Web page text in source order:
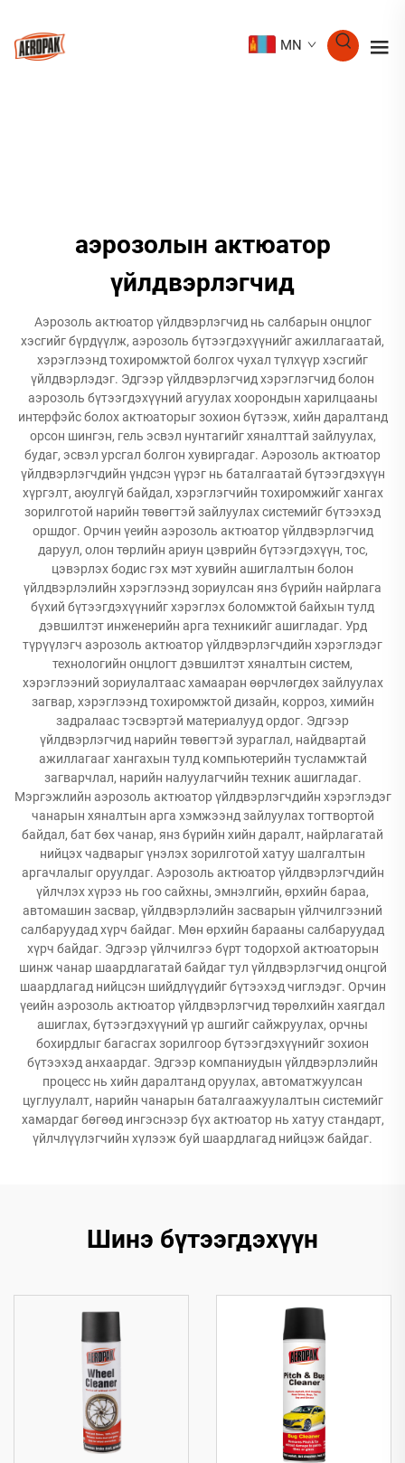
MN
аэрозолын актюатор
үйлдвэрлэгчид
Аэрозоль актюатор үйлдвэрлэгчид нь салбарын онцлог
хэсгийг бүрдүүлж, аэрозоль бүтээгдэхүүнийг ажиллагаатай,
хэрэглээнд тохиромжтой болгох чухал түлхүүр хэсгийг
үйлдвэрлэдэг. Эдгээр үйлдвэрлэгчид хэрэглэгчид болон
аэрозоль бүтээгдэхүүний агуулах хоорондын харилцааны
интерфэйс болох актюаторыг зохион бүтээж, хийн даралтанд
орсон шингэн, гель эсвэл нунтагийг хяналттай зайлуулах,
будаг, эсвэл урсгал болгон хувиргадаг. Аэрозоль актюатор
үйлдвэрлэгчдийн үндсэн үүрэг нь баталгаатай бүтээгдэхүүн
хүргэлт, аюулгүй байдал, хэрэглэгчийн тохиромжийг хангах
зорилготой нарийн төвөгтэй зайлуулах системийг бүтээхэд
оршдог. Орчин үеийн аэрозоль актюатор үйлдвэрлэгчид
даруул, олон төрлийн ариун цэврийн бүтээгдэхүүн, тос,
цэвэрлэх бодис гэх мэт хувийн ашиглалтын болон
үйлдвэрлэлийн хэрэглээнд зориулсан янз бүрийн найрлага
бүхий бүтээгдэхүүнийг хэрэглэх боломжтой байхын тулд
дэвшилтэт инженерийн арга техникийг ашигладаг. Урд
түрүүлэгч аэрозоль актюатор үйлдвэрлэгчдийн хэрэглэдэг
технологийн онцлогт дэвшилтэт хяналтын систем,
хэрэглээний зориулалтаас хамааран өөрчлөгдөх зайлуулах
загвар, хэрэглээнд тохиромжтой дизайн, корроз, химийн
задралаас тэсвэртэй материалууд ордог. Эдгээр
үйлдвэрлэгчид нарийн төвөгтэй зураглал, найдвартай
ажиллагааг хангахын тулд компьютерийн тусламжтай
загварчлал, нарийн налуулагчийн техник ашигладаг.
Мэргэжлийн аэрозоль актюатор үйлдвэрлэгчдийн хэрэглэдэг
чанарын хяналтын арга хэмжээнд зайлуулах тогтвортой
байдал, бат бөх чанар, янз бүрийн хийн даралт, найрлагатай
нийцэх чадварыг үнэлэх зорилготой хатуу шалгалтын
аргачлалыг оруулдаг. Аэрозоль актюатор үйлдвэрлэгчдийн
үйлчлэх хүрээ нь гоо сайхны, эмнэлгийн, өрхийн бараа,
автомашин засвар, үйлдвэрлэлийн засварын үйлчилгээний
салбаруудад хүрч байдаг. Мөн өрхийн барааны салбаруудад
хүрч байдаг. Эдгээр үйлчилгээ бүрт тодорхой актюаторын
шинж чанар шаардлагатай байдаг тул үйлдвэрлэгчид онцгой
шаардлагад нийцсэн шийдлүүдийг бүтээхэд чиглэдэг. Орчин
үеийн аэрозоль актюатор үйлдвэрлэгчид төрөлхийн хаягдал
ашиглах, бүтээгдэхүүний үр ашгийг сайжруулах, орчны
бохирдлыг багасгах зорилгоор бүтээгдэхүүнийг зохион
бүтээхэд анхаардаг. Эдгээр компаниудын үйлдвэрлэлийн
процесс нь хийн даралтанд оруулах, автоматжуулсан
цуглуулалт, нарийн чанарын баталгаажуулалтын системийг
хамардаг бөгөөд ингэснээр бүх актюатор нь хатуу стандарт,
үйлчлүүлэгчийн хүлээж буй шаардлагад нийцэж байдаг.
Шинэ бүтээгдэхүүн